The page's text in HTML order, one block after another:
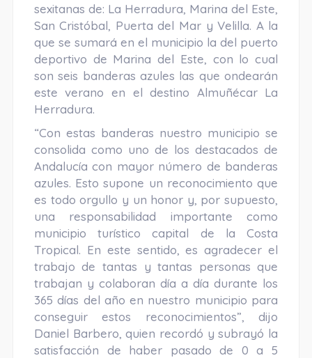
sexitanas de: La Herradura, Marina del Este,
San Cristóbal, Puerta del Mar y Velilla. A la
que se sumará en el municipio la del puerto
deportivo de Marina del Este, con lo cual
son seis banderas azules las que ondearán
este verano en el destino Almuñécar La
Herradura.
“Con estas banderas nuestro municipio se
consolida como uno de los destacados de
Andalucía con mayor número de banderas
azules. Esto supone un reconocimiento que
es todo orgullo y un honor y, por supuesto,
una responsabilidad importante como
municipio turístico capital de la Costa
Tropical. En este sentido, es agradecer el
trabajo de tantas y tantas personas que
trabajan y colaboran día a día durante los
365 días del año en nuestro municipio para
conseguir estos reconocimientos”, dijo
Daniel Barbero, quien recordó y subrayó la
satisfacción de haber pasado de 0 a 5